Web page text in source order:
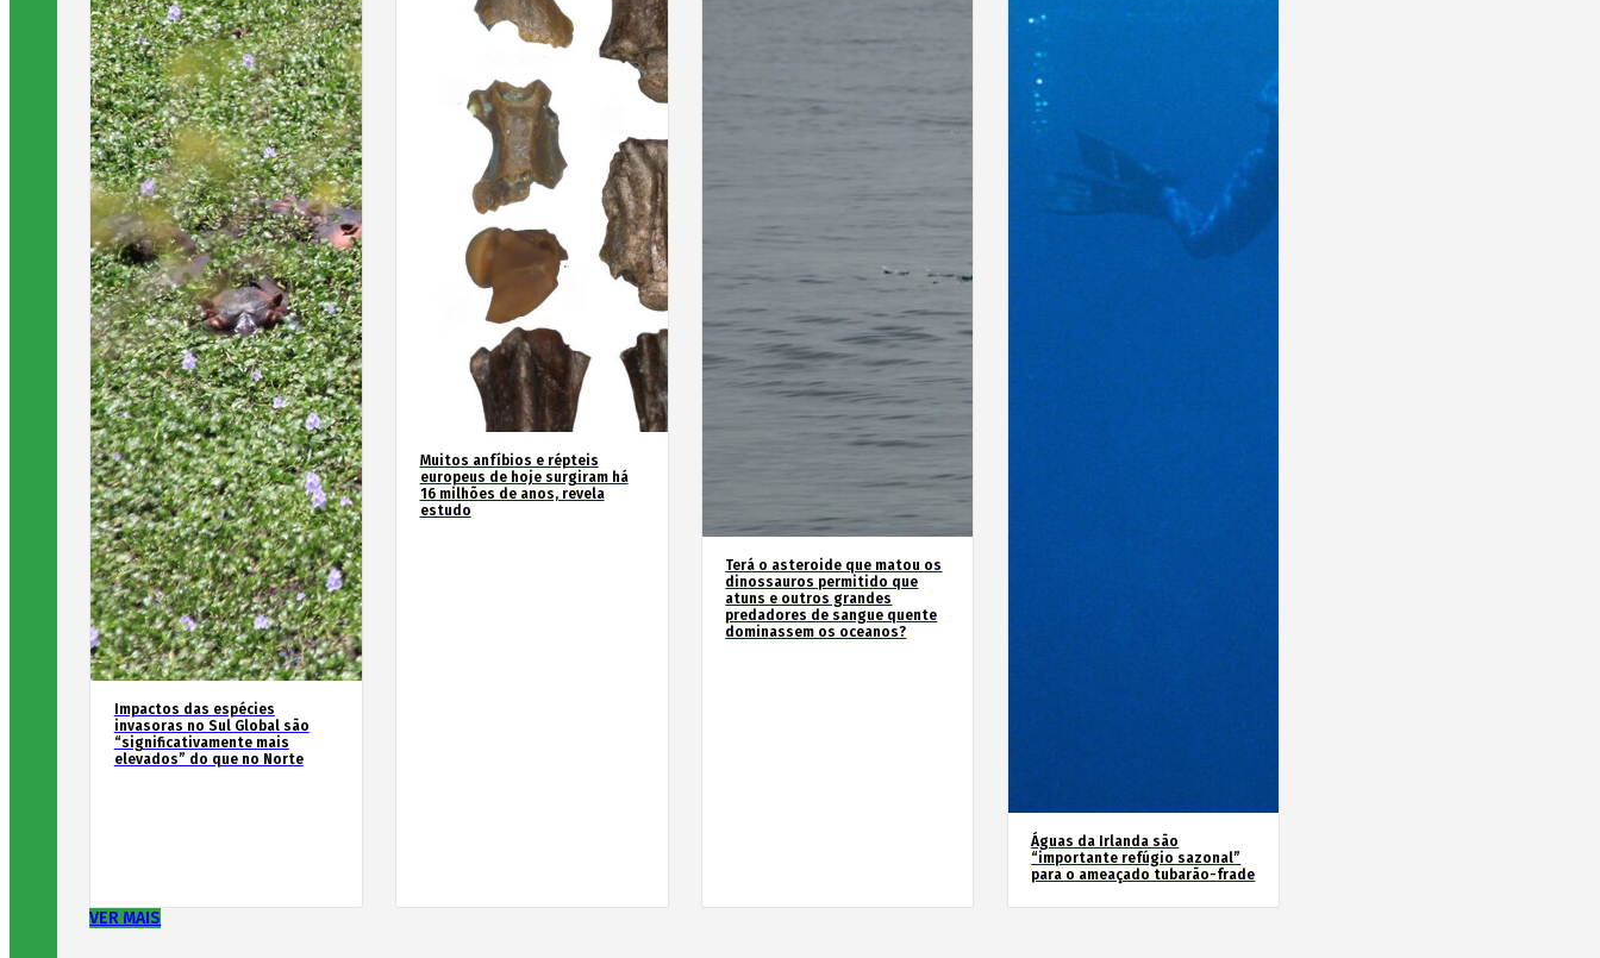
Impactos das espécies
invasoras no Sul Global são
“significativamente mais
elevados” do que no Norte
Muitos anfíbios e répteis
europeus de hoje surgiram há
16 milhões de anos, revela
estudo
Terá o asteroide que matou os
dinossauros permitido que
atuns e outros grandes
predadores de sangue quente
dominassem os oceanos?
Águas da Irlanda são
“importante refúgio sazonal”
para o ameaçado tubarão-frade
VER MAIS